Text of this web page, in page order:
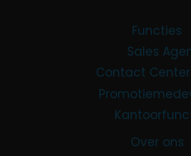
Functies
Sales
Contact
Over ons